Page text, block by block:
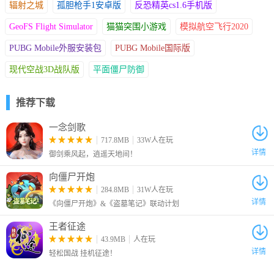
谭赛琳娜由陈玉饰演
辐射之城 孤胆枪手1安卓版 反恐精英cs1.6手机版
GeoFS Flight Simulator 猫猫突围小游戏 模拟航空飞行2020
PUBG Mobile外服安装包 PUBG Mobile国际版
现代空战3D战队版 平面僵尸防御
推荐下载
一念剑歌
717.8MB
33W人在玩
御剑乘风起，逍遥天地间！
详情
向僵尸开炮
284.8MB
31W人在玩
《向僵尸开炮》&《盗墓笔记》联动计划
详情
王者征途
43.9MB
人在玩
轻松国战 挂机征途！
详情